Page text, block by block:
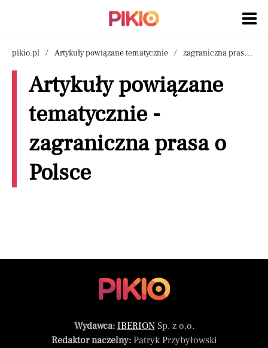
pikio.pl Artykuły powiązane tematycznie zagraniczna prasa o Polsce
Artykuły powiązane
tematycznie -
zagraniczna prasa o
Polsce
Wydawca: IBERIONSp. z o.o.
Redaktor naczelny:Patryk Przybyłowski